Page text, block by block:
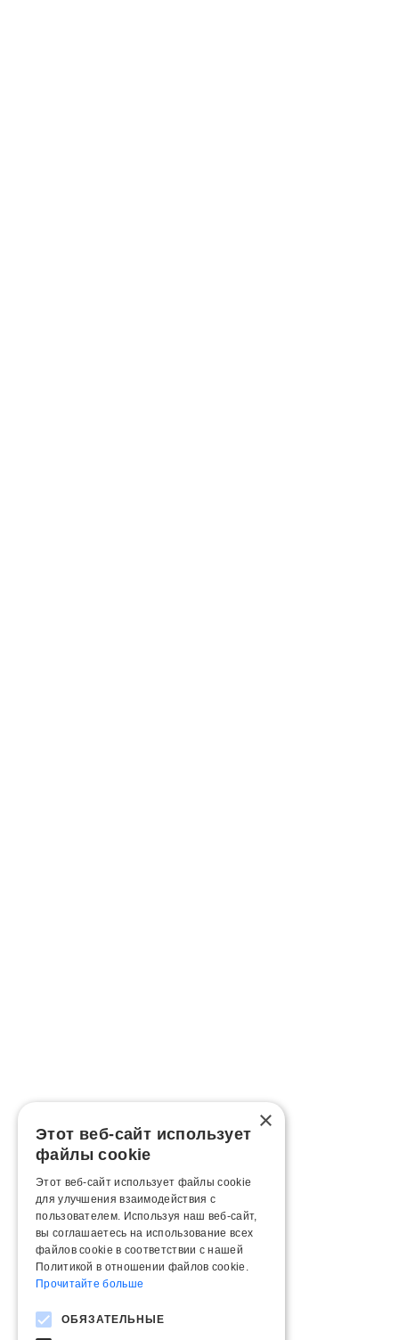
×
Этот веб-сайт использует
файлы cookie
Этот веб-сайт использует файлы cookie
для улучшения взаимодействия с
пользователем. Используя наш веб-сайт,
вы соглашаетесь на использование всех
файлов cookie в соответствии с нашей
Политикой в ​​отношении файлов cookie.
Прочитайте больше
ОБЯЗАТЕЛЬНЫЕ